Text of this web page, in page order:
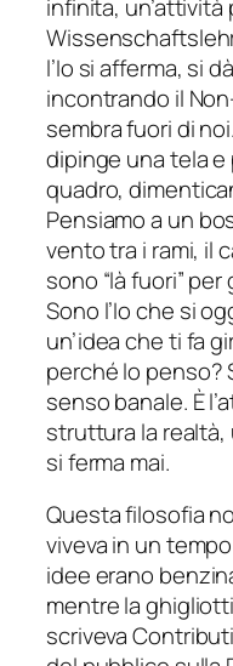
infinita,
l’Io si afferma, si
incontrando il
sembra fuori di
dipinge una tela e
quadro,
Pensiamo a un
vento tra i rami, il
sono “là fuori”
Sono l’Io che si
un’idea che ti fa
perché lo penso?
senso banale. È
struttura la
si ferma mai.
Questa filosofia
viveva in un
idee erano
mentre la
scriveva